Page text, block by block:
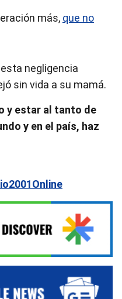
más, que no
negligencia
sin vida a su mamá.
y estar al tanto de
y en el país, haz